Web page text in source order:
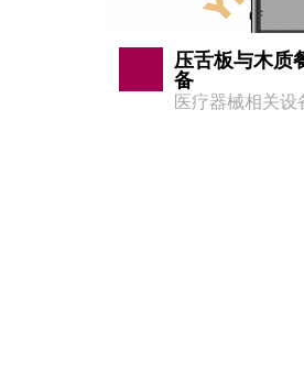
压舌板与木质
备
医疗器械相关设